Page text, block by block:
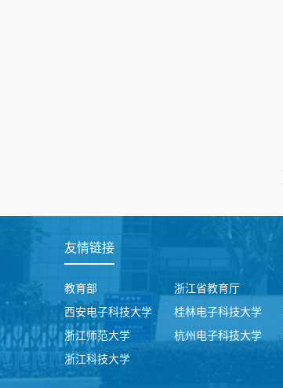
友情链接
教育部 浙江省教育厅
西安电子科技大学
桂林电子科技大学
浙江师范大学
杭州电子科技大学
浙江科技大学